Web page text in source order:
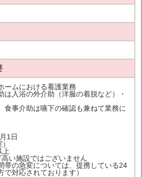
ームにおける看護業務
は入浴の外介助（洋服の着脱など）・
事介助は嚥下の確認も兼ねて業務に
1日
上
い施設ではございません
帯の急変については、提携している24
対応されております）